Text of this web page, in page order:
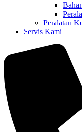
Peralatan
Servis Kami